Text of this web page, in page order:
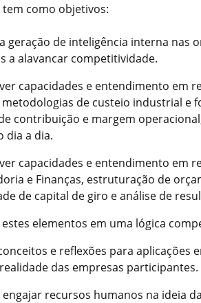
como objetivos:
geração de inteligência interna nas
a alavancar competitividade.
capacidades e entendimento em
metodologias de custeio industrial e
contribuição e margem
dia a dia.
capacidades e entendimento em
e Finanças, estruturação de
de capital de giro e análise de
elementos em uma lógica
e reflexões para aplicações
das empresas participantes.
recursos humanos na ideia